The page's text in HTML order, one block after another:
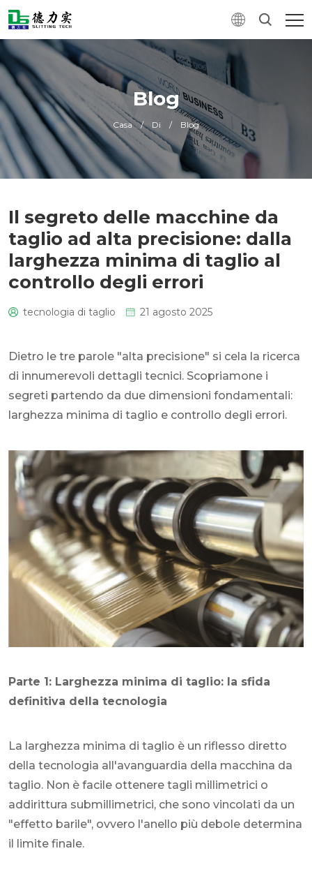
Blog
Casa / Di / Blog
Il segreto delle macchine da
taglio ad alta precisione: dalla
larghezza minima di taglio al
controllo degli errori
tecnologia di taglio 21 agosto 2025
Dietro le tre parole "alta precisione" si cela la ricerca
di innumerevoli dettagli tecnici. Scopriamone i
segreti partendo da due dimensioni fondamentali:
larghezza minima di taglio e controllo degli errori.
Parte 1: Larghezza minima di taglio: la sfida
definitiva della tecnologia
La larghezza minima di taglio è un riflesso diretto
della tecnologia all'avanguardia della macchina da
taglio. Non è facile ottenere tagli millimetrici o
addirittura submillimetrici, che sono vincolati da un
"effetto barile", ovvero l'anello più debole determina
il limite finale.